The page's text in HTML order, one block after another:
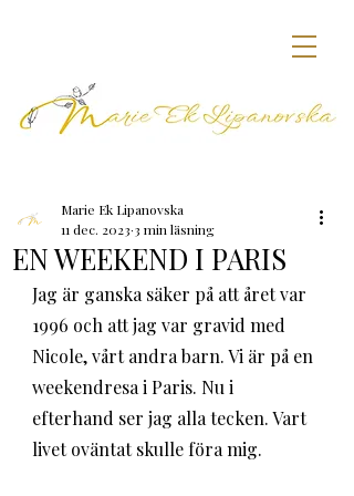
EN WEEKEND I PARIS
Marie Ek Lipanovska
11 dec. 2023 3 min läsning
Jag är ganska säker på att året var
1996 och att jag var gravid med
Nicole, vårt andra barn. Vi är på en
weekendresa i Paris. Nu i
efterhand ser jag alla tecken. Vart
livet oväntat skulle föra mig.